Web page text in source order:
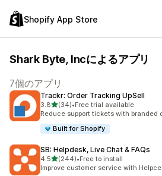
Shopify App Store
Shark Byte, Incによるアプリ
7個のアプリ
Trackr: Order Tracking UpSell
3.85つ星中
(34)
合計レビュー数：34件
•Free trial available
Reduce support tickets with branded
Built for Shopify
SB: Helpdesk, Live Chat & FAQs
4.55つ星中
(244)
合計レビュー数：244件
•Free to install
Improve customer service with